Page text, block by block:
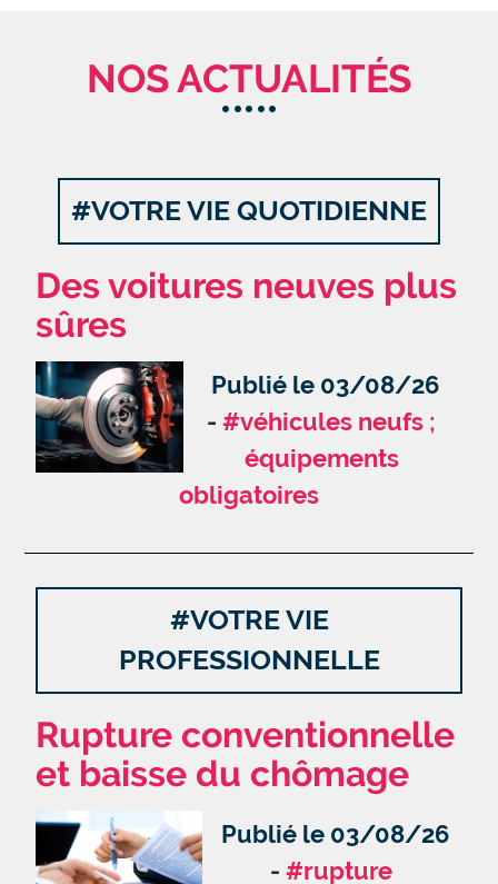
NOS ACTUALITÉS
#VOTRE VIE QUOTIDIENNE
Des voitures neuves plus
sûres
Publié le 03/08/26
#véhicules neufs ;
équipements
obligatoires
#VOTRE VIE
PROFESSIONNELLE
Rupture conventionnelle
et baisse du chômage
Publié le 03/08/26
#rupture